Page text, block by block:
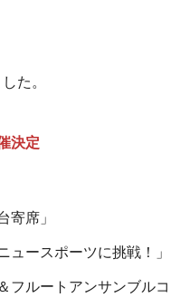
た。
決定
寄席」
ースポーツに挑戦！」
フルートアンサンブルコ